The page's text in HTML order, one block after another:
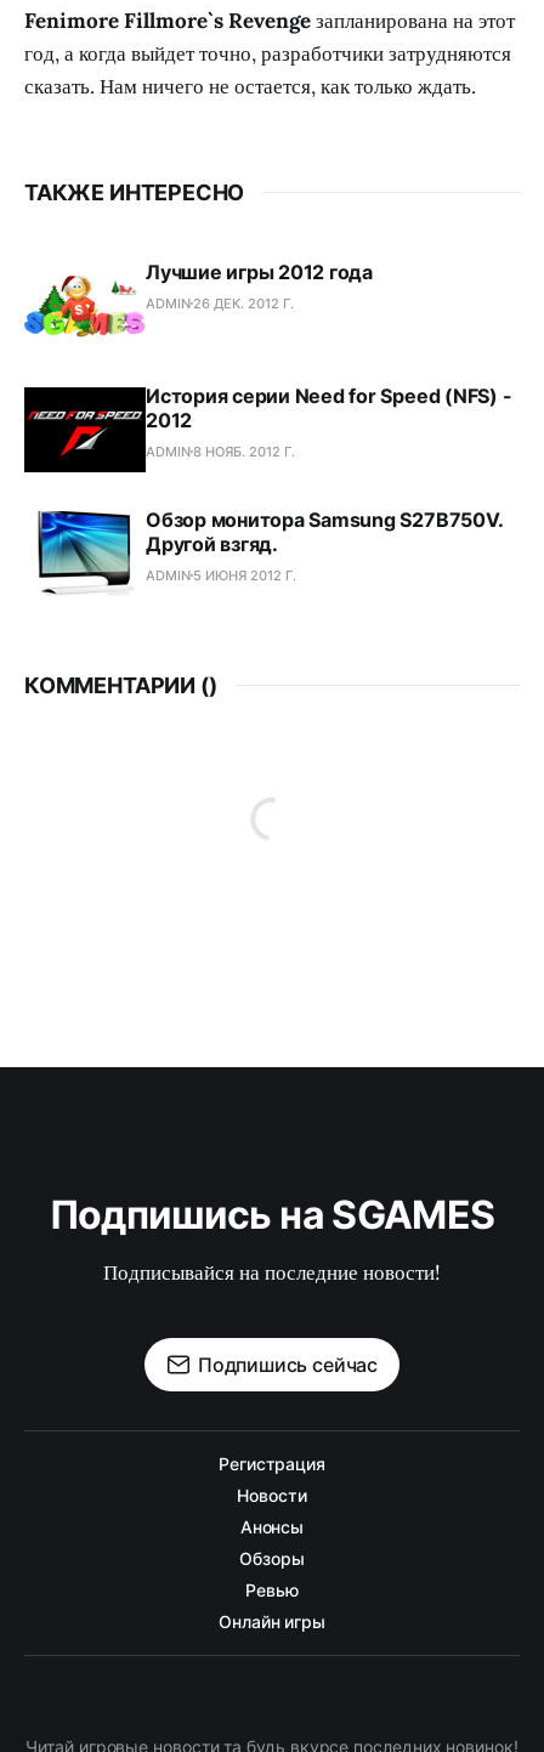
Fenimore Fillmore`s Revengeзапланирована на этот
год, а когда выйдет точно, разработчики затрудняются
сказать. Нам ничего не остается, как только ждать.
ТАКЖЕ ИНТЕРЕСНО
Лучшие игры 2012 года
ADMIN 26 ДЕК. 2012 Г.
История серии Need for Speed (NFS) -
2012
ADMIN8 НОЯБ. 2012 Г.
Обзор монитора Samsung S27B750V.
Другой взгяд.
ADMIN 5 ИЮНЯ 2012 Г.
КОММЕНТАРИИ ()
Подпишись на SGAMES
Подписывайся на последние новости!
Подпишись сейчас
Регистрация
Новости
Анонсы
Обзоры
Ревью
Онлайн игры
Читай игровые новости та будь вкурсе последних новинок!